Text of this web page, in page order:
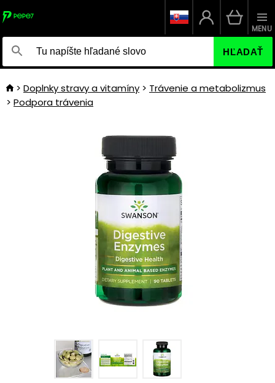
HĽADAŤ
MENU
Doplnky stravy a vitamíny
Trávenie a metabolizmus
Podpora trávenia